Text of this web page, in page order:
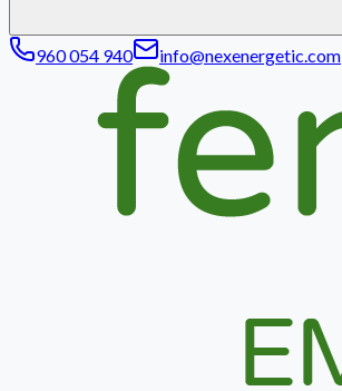
960 054 940 info@nexenergetic.com